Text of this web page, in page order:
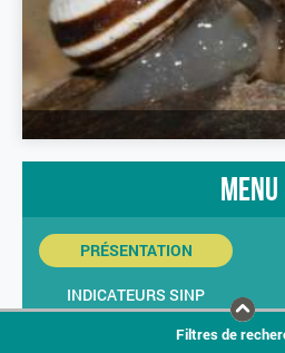
menu
PRÉSENTATION
INDICATEURS SINP
Filtres de